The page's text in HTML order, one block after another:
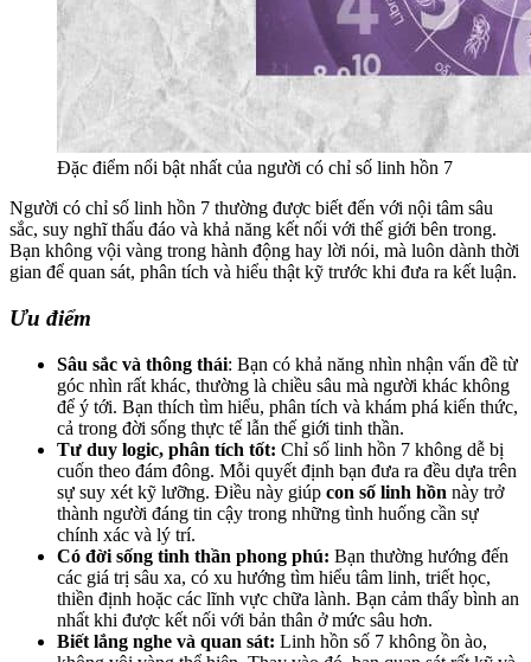
Đặc điểm nổi bật nhất của người có chỉ số linh hồn 7
Người có chỉ số linh hồn 7 thường được biết đến với nội tâm sâu
sắc, suy nghĩ thấu đáo và khả năng kết nối với thế giới bên trong.
Bạn không vội vàng trong hành động hay lời nói, mà luôn dành thời
gian để quan sát, phân tích và hiểu thật kỹ trước khi đưa ra kết luận.
Ưu điểm
Sâu sắc và thông thái: Bạn có khả năng nhìn nhận vấn đề từ
góc nhìn rất khác, thường là chiều sâu mà người khác không
để ý tới. Bạn thích tìm hiểu, phân tích và khám phá kiến thức,
cả trong đời sống thực tế lẫn thế giới tinh thần.
Tư duy logic, phân tích tốt: Chỉ số linh hồn 7 không dễ bị
cuốn theo đám đông. Mỗi quyết định bạn đưa ra đều dựa trên
sự suy xét kỹ lưỡng. Điều này giúp con số linh hồn này trở
thành người đáng tin cậy trong những tình huống cần sự
chính xác và lý trí.
Có đời sống tinh thần phong phú: Bạn thường hướng đến
các giá trị sâu xa, có xu hướng tìm hiểu tâm linh, triết học,
thiền định hoặc các lĩnh vực chữa lành. Bạn cảm thấy bình an
nhất khi được kết nối với bản thân ở mức sâu hơn.
Biết lắng nghe và quan sát: Linh hồn số 7 không ồn ào,